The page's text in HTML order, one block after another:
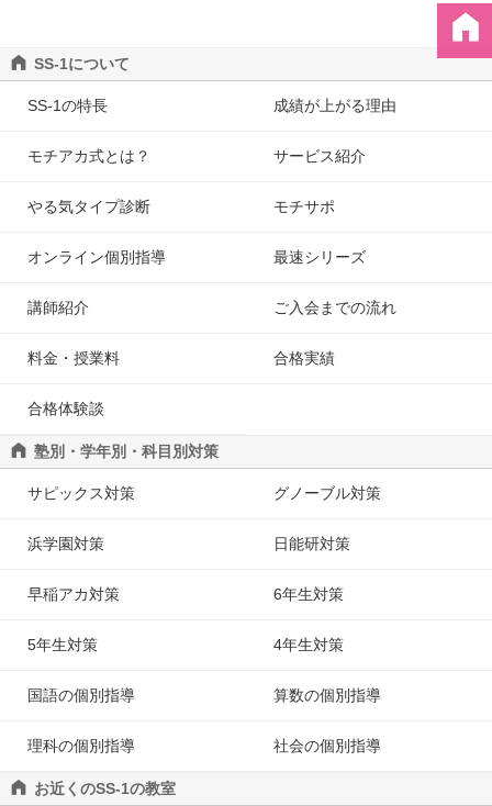
SS-1について
SS-1の特長 成績が上がる理由
モチアカ式とは？ サービス紹介
やる気タイプ診断 モチサポ
オンライン個別指導 最速シリーズ
講師紹介 ご入会までの流れ
料金・授業料 合格実績
合格体験談
塾別・学年別・科目別対策
サピックス対策 グノーブル対策
浜学園対策 日能研対策
早稲アカ対策 6年生対策
5年生対策 4年生対策
国語の個別指導 算数の個別指導
理科の個別指導 社会の個別指導
お近くのSS-1の教室